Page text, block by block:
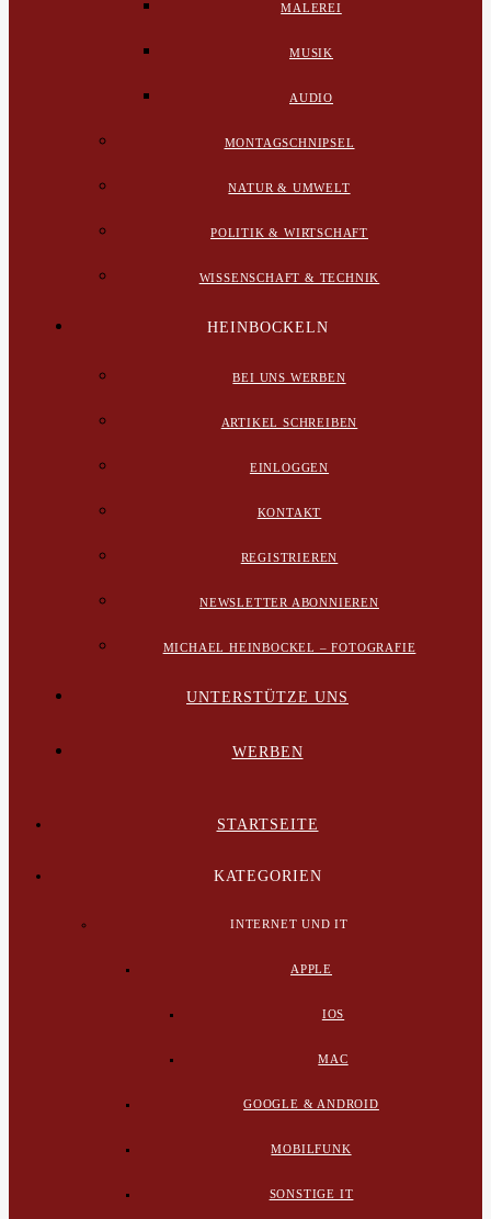
MALEREI
MUSIK
AUDIO
MONTAGSCHNIPSEL
NATUR & UMWELT
POLITIK & WIRTSCHAFT
WISSENSCHAFT & TECHNIK
HEINBOCKELN
BEI UNS WERBEN
ARTIKEL SCHREIBEN
EINLOGGEN
KONTAKT
REGISTRIEREN
NEWSLETTER ABONNIEREN
MICHAEL HEINBOCKEL – FOTOGRAFIE
UNTERSTÜTZE UNS
WERBEN
STARTSEITE
KATEGORIEN
INTERNET UND IT
APPLE
IOS
MAC
GOOGLE & ANDROID
MOBILFUNK
SONSTIGE IT